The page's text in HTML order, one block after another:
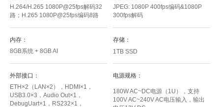
H.264/H.265 1080P@25fps解码32
路；H.265 1080P@25fps编码8路
JPEG: 1080P 400fps编码&1080P
300fps解码
内存：
8GB系统 + 8GB AI
存储：
1TB SSD
外部接口：
ETH×2（LAN×2），HDMI×1，
USB3.0×3，Audio Out×1，
DebugUart×1，RS232×1，
电源规格：
180W AC~DC电源（1U），支持
100V AC~240V AC电压输入，输出